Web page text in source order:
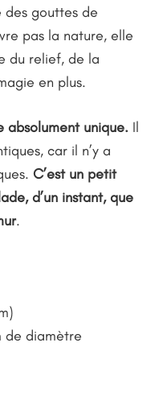
des gouttes de
pas la nature, elle
du relief, de la
en plus.
absolument unique. Il
car il n’y a
C’est un petit
d’un instant, que
.
de diamètre